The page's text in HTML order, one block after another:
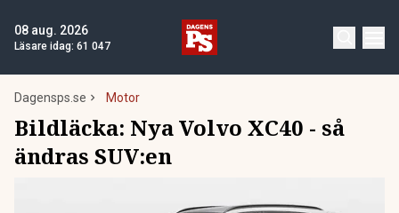
08 aug. 2026
Läsare idag: 61 047
Dagensps.se Motor
Bildläcka: Nya Volvo XC40 - så
ändras SUV:en